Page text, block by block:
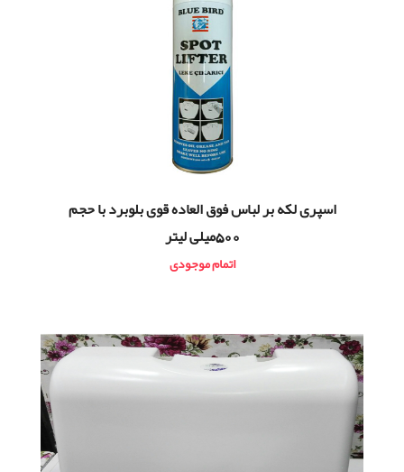
اسپری لکه بر لباس فوق العاده قوی بلوبرد با حجم
500میلی لیتر
اتمام موجودی